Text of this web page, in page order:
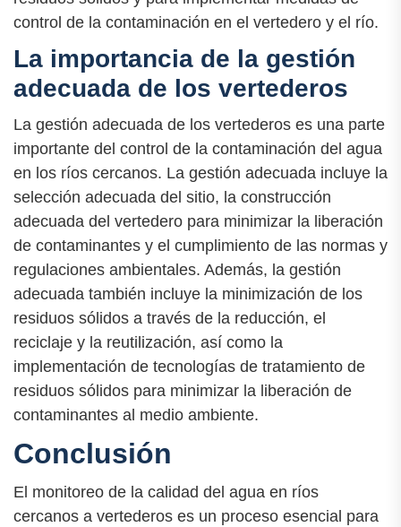
control de la contaminación en el vertedero y el río.
La importancia de la gestión
adecuada de los vertederos
La gestión adecuada de los vertederos es una parte
importante del control de la contaminación del agua
en los ríos cercanos. La gestión adecuada incluye la
selección adecuada del sitio, la construcción
adecuada del vertedero para minimizar la liberación
de contaminantes y el cumplimiento de las normas y
regulaciones ambientales. Además, la gestión
adecuada también incluye la minimización de los
residuos sólidos a través de la reducción, el
reciclaje y la reutilización, así como la
implementación de tecnologías de tratamiento de
residuos sólidos para minimizar la liberación de
contaminantes al medio ambiente.
Conclusión
El monitoreo de la calidad del agua en ríos
cercanos a vertederos es un proceso esencial para